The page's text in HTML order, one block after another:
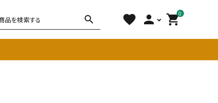
search favorite person 0
shopping_cart